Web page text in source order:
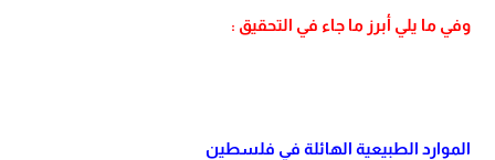
وفي ما يلي أبرز ما جاء في التحقيق :
الموارد الطبيعية الهائلة في فلسطين